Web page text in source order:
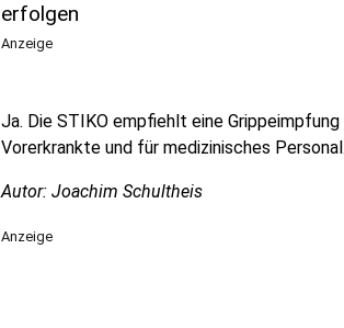
erfolgen
Anzeige
Ja. Die STIKO empfiehlt eine
Vorerkrankte und für medizinisches Personal.
Autor: Joachim Schultheis
Anzeige